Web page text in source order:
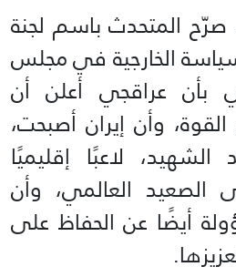
المتحدث باسم لجنة
الخارجية في مجلس
بأن عراقجي أعلن أن
وأن إيران أصبحت،
لاعبًا إقليميًا
الصعيد العالمي، وأن
أيضًا عن الحفاظ على